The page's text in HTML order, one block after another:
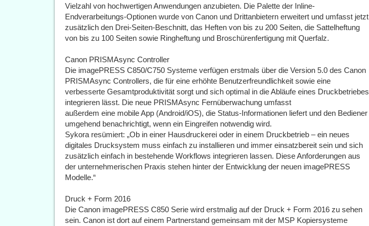
Vielzahl von hochwertigen Anwendungen anzubieten. Die Palette der Inline-
Endverarbeitungs-Optionen wurde von Canon und Drittanbietern erweitert und umfasst jetzt
zusätzlich den Drei-Seiten-Beschnitt, das Heften von bis zu 200 Seiten, die Sattelheftung
von bis zu 100 Seiten sowie Ringheftung und Broschürenfertigung mit Querfalz.
Canon PRISMAsync Controller
Die imagePRESS C850/C750 Systeme verfügen erstmals über die Version 5.0 des Canon
PRISMAsync Controllers, die für eine erhöhte Benutzerfreundlichkeit sowie eine
verbesserte Gesamtproduktivität sorgt und sich optimal in die Abläufe eines Druckbetriebes
integrieren lässt. Die neue PRISMAsync Fernüberwachung umfasst
außerdem eine mobile App (Android/iOS), die Status-Informationen liefert und den Bediener
umgehend benachrichtigt, wenn ein Eingreifen notwendig wird.
Sykora resümiert: „Ob in einer Hausdruckerei oder in einem Druckbetrieb – ein neues
digitales Drucksystem muss einfach zu installieren und immer einsatzbereit sein und sich
zusätzlich einfach in bestehende Workflows integrieren lassen. Diese Anforderungen aus
der unternehmerischen Praxis stehen hinter der Entwicklung der neuen imagePRESS
Modelle.“
Druck + Form 2016
Die Canon imagePRESS C850 Serie wird erstmalig auf der Druck + Form 2016 zu sehen
sein. Canon ist dort auf einem Partnerstand gemeinsam mit der MSP Kopiersysteme